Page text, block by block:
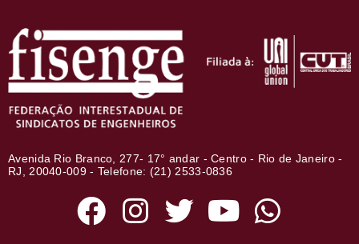
Avenida Rio Branco, 277- 17° andar - Centro - Rio de Janeiro -
RJ, 20040-009 - Telefone: (21) 2533-0836